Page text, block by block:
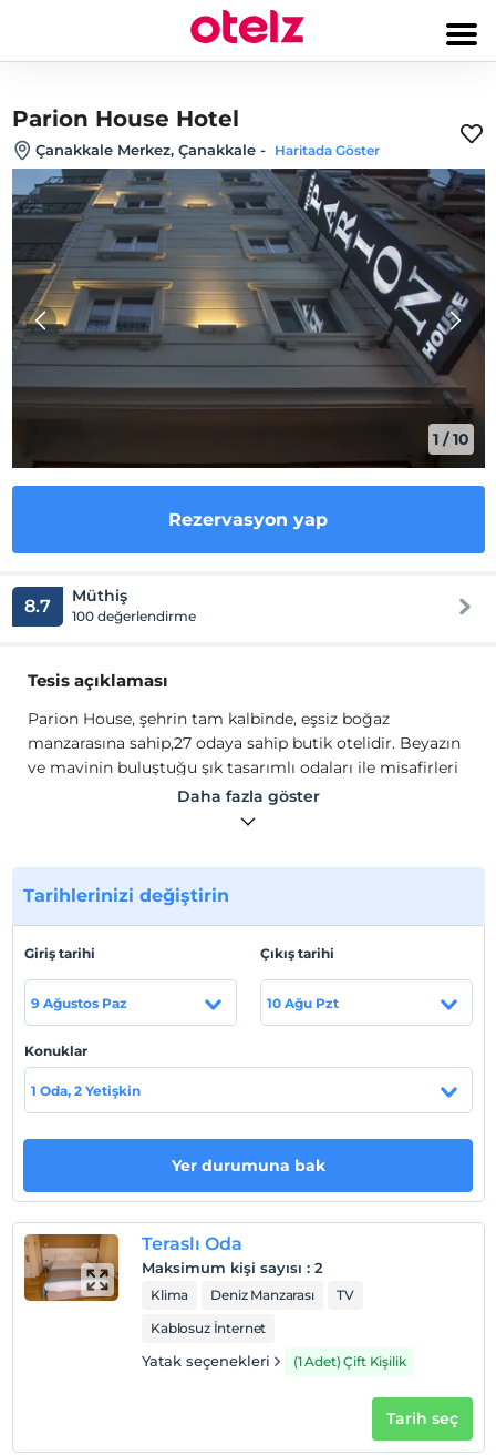
Parion House Hotel
Çanakkale Merkez, Çanakkale - Haritada Göster
1 /10
Rezervasyon yap
8.7 Müthiş
100 değerlendirme
Tesis açıklaması
Parion House, şehrin tam kalbinde, eşsiz boğaz
manzarasına sahip,27 odaya sahip butik otelidir. Beyazın
ve mavinin buluştuğu şık tasarımlı odaları ile misafirleri
için eşsiz hizmet kalitesi sunmaktadır.
Parion House, şehrin tam kalbinde, eşsiz boğaz
ve mavinin buluştuğu şık tasarımlı odaları ile misafirleri
için eşsiz hizmet kalitesi sunmaktadır.
Tesis lokasyon bilgileri
Feribot iskelesine, Cumhuriyet meydanına ve Çanakkale
kordona sadece birkaç adım mesafede bulunmaktadır.
Haritada Göster
Check/in
Check/out
En geç saat 12:00 ve öncesi
Evcil hayvan kabul edilmemektedir.
Daha fazla göster
Tarihlerinizi değiştirin
Giriş tarihi
9 Ağustos Paz
Çıkış tarihi
10 Ağu Pzt
Konuklar
1 Oda, 2 Yetişkin
Yer durumuna bak
Teraslı Oda
Maksimum kişi sayısı : 2
Klima Deniz Manzarası
TV
Kablosuz İnternet
Yatak seçenekleri (1 Adet) Çift Kişilik
Tarih seç